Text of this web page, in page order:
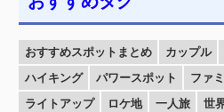
おすすめスポットまとめ カップル
ハイキング
パワースポット ファ
ライトアップ
ロケ地 一人旅 世